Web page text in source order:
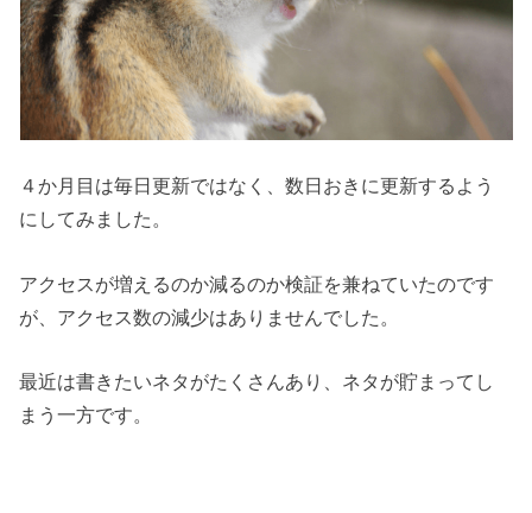
４か月目は毎日更新ではなく、数日おきに更新するよう
にしてみました。
アクセスが増えるのか減るのか検証を兼ねていたのです
が、アクセス数の減少はありませんでした。
最近は書きたいネタがたくさんあり、ネタが貯まってし
まう一方です。